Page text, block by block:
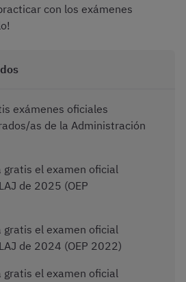
con los exámenes
exámenes oficiales
as de la Administración
gratis el examen oficial
de 2025 (OEP
gratis el examen oficial
de 2024 (OEP 2022)
gratis el examen oficial